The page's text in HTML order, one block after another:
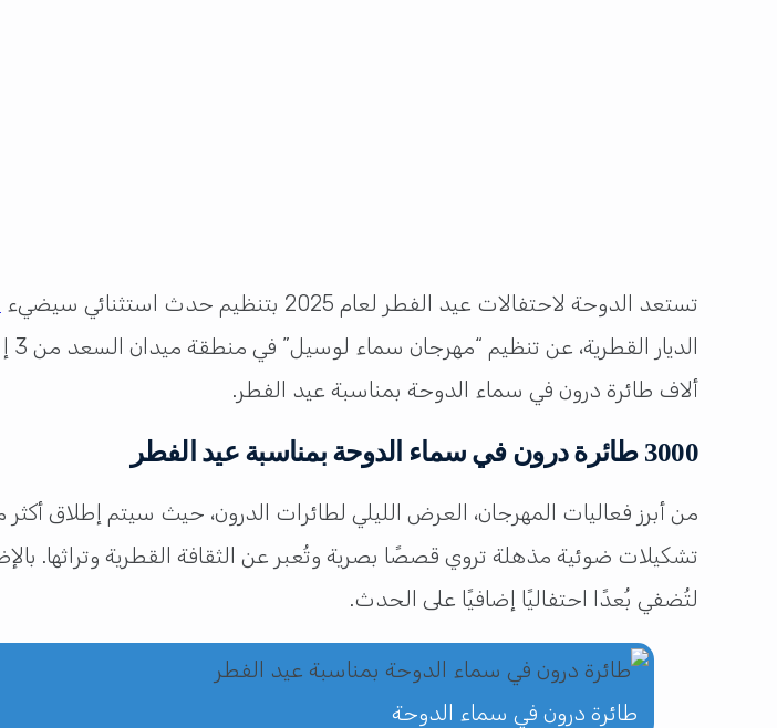
تستعد الدوحة لاحتفالات عيد الفطر لعام 2025 بتنظيم حدث استثنائي سيضيء
ألاف طائرة درون في سماء الدوحة بمناسبة عيد الفطر.
3000 طائرة درون في سماء الدوحة بمناسبة عيد الفطر
لتُضفي بُعدًا احتفاليًا إضافيًا على الحدث.
طائرة درون في سماء الدوحة